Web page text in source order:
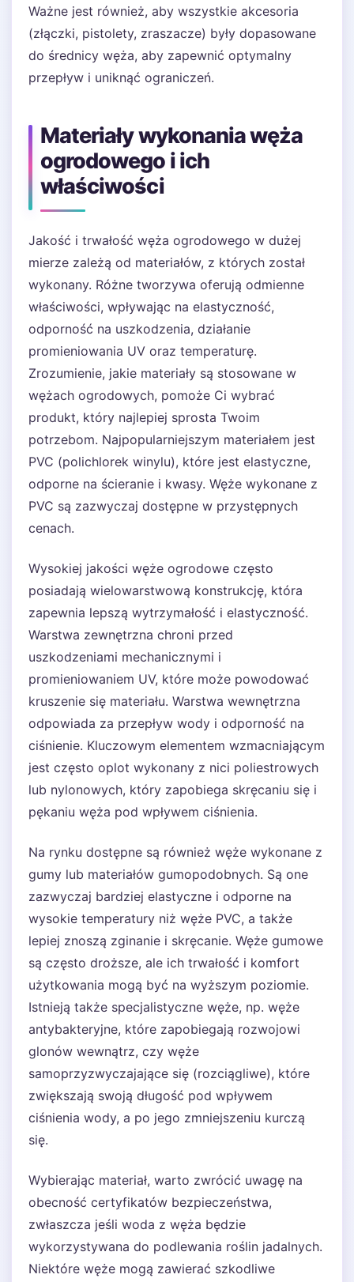
Ważne jest również, aby wszystkie akcesoria
(złączki, pistolety, zraszacze) były dopasowane
do średnicy węża, aby zapewnić optymalny
przepływ i uniknąć ograniczeń.
Materiały wykonania węża
ogrodowego i ich
właściwości
Jakość i trwałość węża ogrodowego w dużej
mierze zależą od materiałów, z których został
wykonany. Różne tworzywa oferują odmienne
właściwości, wpływając na elastyczność,
odporność na uszkodzenia, działanie
promieniowania UV oraz temperaturę.
Zrozumienie, jakie materiały są stosowane w
wężach ogrodowych, pomoże Ci wybrać
produkt, który najlepiej sprosta Twoim
potrzebom. Najpopularniejszym materiałem jest
PVC (polichlorek winylu), które jest elastyczne,
odporne na ścieranie i kwasy. Węże wykonane z
PVC są zazwyczaj dostępne w przystępnych
cenach.
Wysokiej jakości węże ogrodowe często
posiadają wielowarstwową konstrukcję, która
zapewnia lepszą wytrzymałość i elastyczność.
Warstwa zewnętrzna chroni przed
uszkodzeniami mechanicznymi i
promieniowaniem UV, które może powodować
kruszenie się materiału. Warstwa wewnętrzna
odpowiada za przepływ wody i odporność na
ciśnienie. Kluczowym elementem wzmacniającym
jest często oplot wykonany z nici poliestrowych
lub nylonowych, który zapobiega skręcaniu się i
pękaniu węża pod wpływem ciśnienia.
Na rynku dostępne są również węże wykonane z
gumy lub materiałów gumopodobnych. Są one
zazwyczaj bardziej elastyczne i odporne na
wysokie temperatury niż węże PVC, a także
lepiej znoszą zginanie i skręcanie. Węże gumowe
są często droższe, ale ich trwałość i komfort
użytkowania mogą być na wyższym poziomie.
Istnieją także specjalistyczne węże, np. węże
antybakteryjne, które zapobiegają rozwojowi
glonów wewnątrz, czy węże
samoprzyzwyczajające się (rozciągliwe), które
zwiększają swoją długość pod wpływem
ciśnienia wody, a po jego zmniejszeniu kurczą
się.
Wybierając materiał, warto zwrócić uwagę na
obecność certyfikatów bezpieczeństwa,
zwłaszcza jeśli woda z węża będzie
wykorzystywana do podlewania roślin jadalnych.
Niektóre węże mogą zawierać szkodliwe